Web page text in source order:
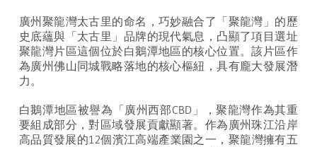
廣州聚龍灣太古里的命名，巧妙融合了 「聚龍灣 」 的歷
史底蘊與 「太古里 」 品牌的現代氣息，凸顯了項目選址
聚龍灣片區這個位於白鵝潭地區的核心位置。該片區作
為廣州佛山同城戰略落地的核心樞紐，具有龐大發展潛
力。
白鵝潭地區被譽為「廣州西部CBD」，聚龍灣作為其重
要組成部分，對區域發展貢獻顯著。作為廣州珠江沿岸
高品質發展的12個濱江高端產業園之一，聚龍灣擁有五